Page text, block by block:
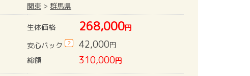
関東 > 群馬県
生体価格 268,000円
安心パック
? 42,000円
総額
310,000円